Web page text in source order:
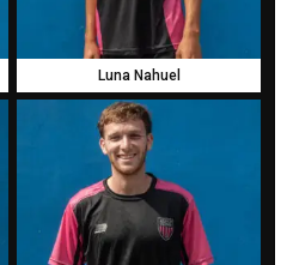
Luna Nahuel